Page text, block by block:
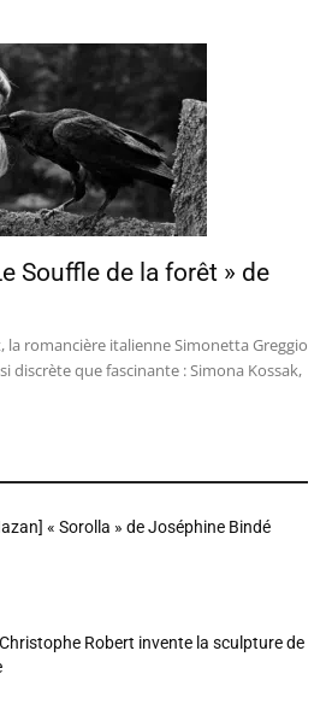
Souffle de la forêt » de
la romancière italienne Simonetta Greggio
discrète que fascinante : Simona Kossak,
« Sorolla » de Joséphine Bindé
Robert invente la sculpture de